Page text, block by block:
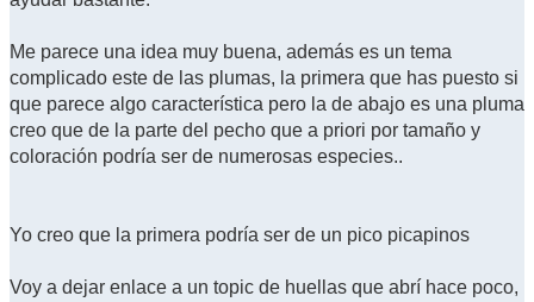
Me parece una idea muy buena, además es un tema
complicado este de las plumas, la primera que has puesto si
que parece algo característica pero la de abajo es una pluma
creo que de la parte del pecho que a priori por tamaño y
coloración podría ser de numerosas especies..
Yo creo que la primera podría ser de un pico picapinos
Voy a dejar enlace a un topic de huellas que abrí hace poco,